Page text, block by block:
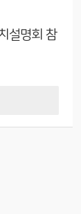
설명회 참